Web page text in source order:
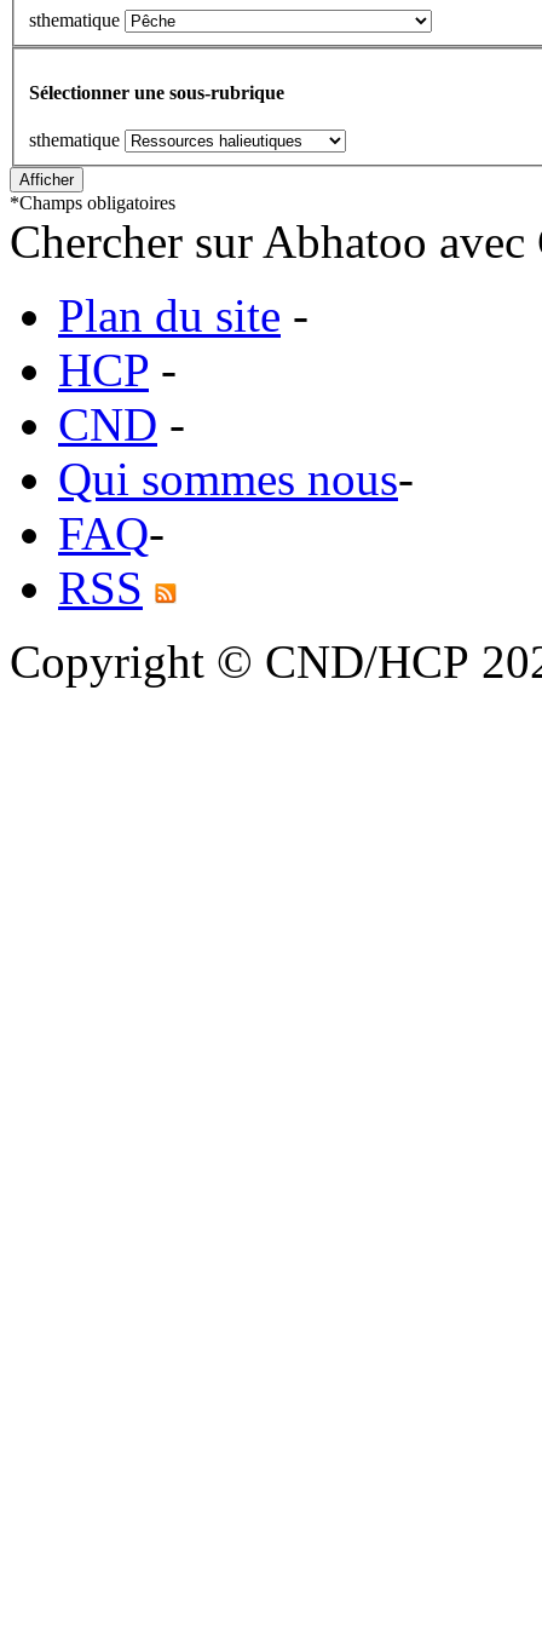
sthematique
Sélectionner une sous-rubrique
sthematique
*Champs obligatoires
Chercher sur Abhatoo
Plan du site -
HCP -
CND -
Qui sommes nous-
FAQ-
RSS
Copyright © CND/HCP